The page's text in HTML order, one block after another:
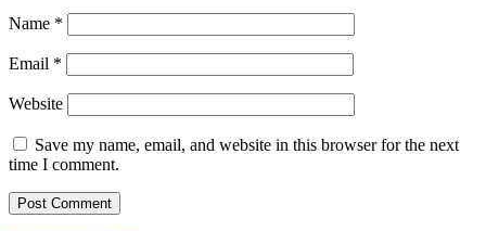
Name *
Email *
Website
Save my name, email, and website in this browser for the next
time I comment.